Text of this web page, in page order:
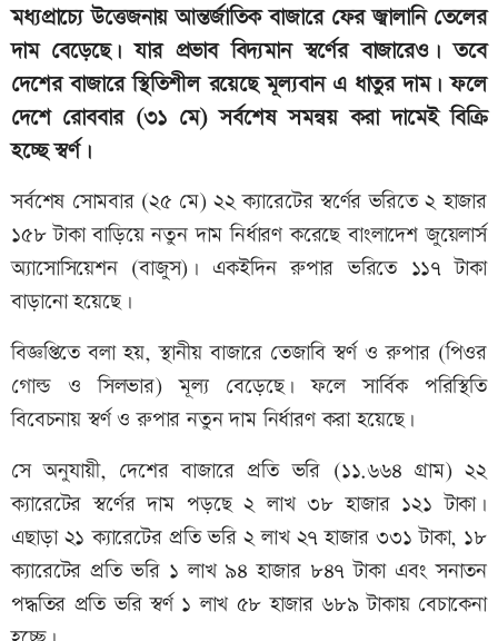
মধ্যপ্রাচ্যে উত্তেজনায় আন্তর্জাতিক বাজারে ফের জ্বালানি তেলের
দাম বেড়েছে। যার প্রভাব বিদ্যমান স্বর্ণের বাজারেও। তবে
দেশের বাজারে স্থিতিশীল রয়েছে মূল্যবান এ ধাতুর দাম। ফলে
দেশে রোববার (৩১ মে) সর্বশেষ সমন্বয় করা দামেই বিক্রি
হচ্ছে স্বর্ণ।
সর্বশেষ সোমবার (২৫ মে) ২২ ক্যারেটের স্বর্ণের ভরিতে ২ হাজার
১৫৮ টাকা বাড়িয়ে নতুন দাম নির্ধারণ করেছে বাংলাদেশ জুয়েলার্স
অ্যাসোসিয়েশন (বাজুস)। একইদিন রুপার ভরিতে ১১৭ টাকা
বাড়ানো হয়েছে।
বিজ্ঞপ্তিতে বলা হয়, স্থানীয় বাজারে তেজাবি স্বর্ণ ও রুপার (পিওর
গোল্ড ও সিলভার) মূল্য বেড়েছে। ফলে সার্বিক পরিস্থিতি
বিবেচনায় স্বর্ণ ও রুপার নতুন দাম নির্ধারণ করা হয়েছে।
সে অনুযায়ী, দেশের বাজারে প্রতি ভরি (১১.৬৬৪ গ্রাম) ২২
ক্যারেটের স্বর্ণের দাম পড়ছে ২ লাখ ৩৮ হাজার ১২১ টাকা।
এছাড়া ২১ ক্যারেটের প্রতি ভরি ২ লাখ ২৭ হাজার ৩৩১ টাকা, ১৮
ক্যারেটের প্রতি ভরি ১ লাখ ৯৪ হাজার ৮৪৭ টাকা এবং সনাতন
পদ্ধতির প্রতি ভরি স্বর্ণ ১ লাখ ৫৮ হাজার ৬৮৯ টাকায় বেচাকেনা